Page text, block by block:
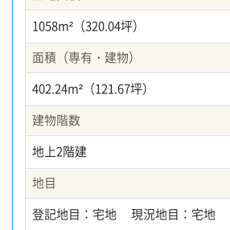
1058m²（320.04坪）
面積（専有・建物）
402.24m²（121.67坪）
建物階数
地上2階建
地目
登記地目：宅地 現況地目：宅地